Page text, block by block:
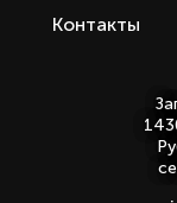
Контакты